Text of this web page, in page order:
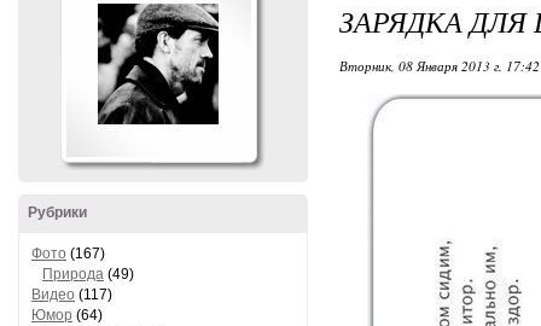
Рубрики
Фото (167)
Природа (49)
Видео (117)
Юмор (64)
ЗАРЯДКА
Вторник, 08 Января 2013 г. 17:42